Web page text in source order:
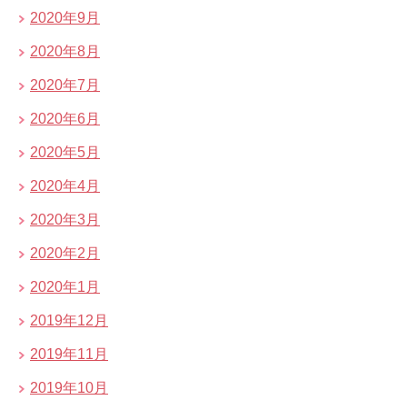
2020年9月
2020年8月
2020年7月
2020年6月
2020年5月
2020年4月
2020年3月
2020年2月
2020年1月
2019年12月
2019年11月
2019年10月